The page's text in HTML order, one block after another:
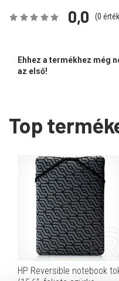
0,0 (0
Ehhez a termékhez még
az első!
Top
HP Reversible notebook